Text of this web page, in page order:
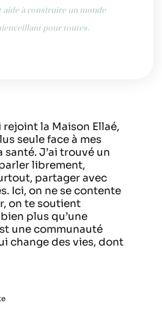
aide à construire un monde
pour toutes.
rejoint la Maison Ellaé,
seule face à mes
J’ai trouvé un
librement,
partager avec
Ici, on ne se contente
on te soutient
plus qu’une
une communauté
change des vies, dont